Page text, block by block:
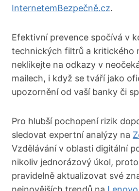
InternetemBezpečně.cz.
Efektivní prevence spočívá v
technických filtrů a kritického
neklikejte na odkazy v
mailech, i když se tváří jako
upozornění od vaší banky či
Pro hlubší pochopení rizik
sledovat expertní analýzy na
Vzdělávání v oblasti digitální
nikoliv jednorázový úkol,
pravidelně aktualizovat své